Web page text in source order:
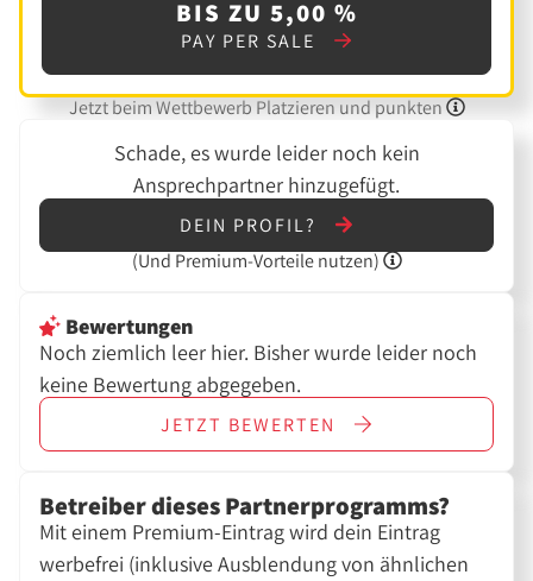
BIS ZU 5,00 %
PAY PER SALE
Jetzt beim Wettbewerb Platzieren und punkten
Schade, es wurde leider noch kein
Ansprechpartner hinzugefügt.
DEIN PROFIL?
(Und Premium-Vorteile nutzen)
Bewertungen
Noch ziemlich leer hier. Bisher wurde leider noch
keine Bewertung abgegeben.
JETZT BEWERTEN
Betreiber dieses Partnerprogramms?
Mit einem Premium-Eintrag wird dein Eintrag
werbefrei (inklusive Ausblendung von ähnlichen